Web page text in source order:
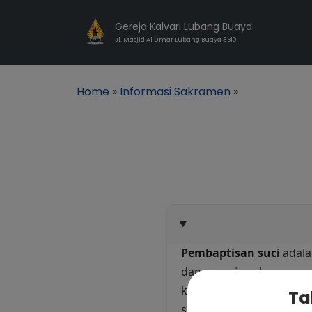
Gereja Kalvari Lubang Buaya
Jl. Masjid Al Umar Lubang Buaya 3B10
Home » Informasi Sakramen »
Pembaptisan suci
dan menuju sakramen-
kembali sebagai putra-